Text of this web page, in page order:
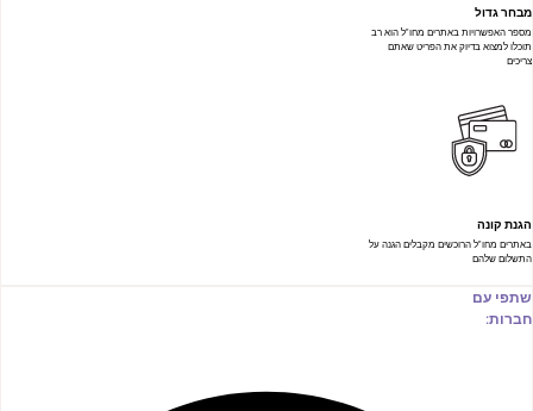
מבחר גדול
מספר האפשרויות באתרים מחו"ל הוא רב
תוכלו למצוא בדיוק את הפריט שאתם
צריכים
הגנת קונה
באתרים מחו"ל הרוכשים מקבלים הגנה על
התשלום שלהם
שתפי עם
חברות: